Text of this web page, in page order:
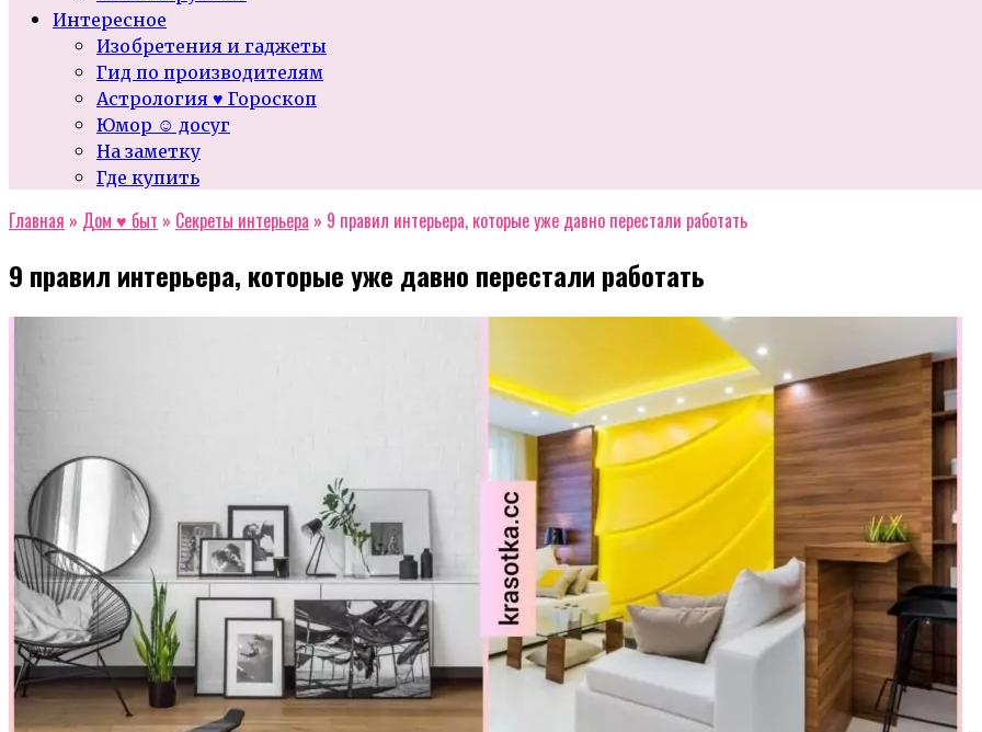
Интересное
Изобретения и гаджеты
Гид по производителям
Астрология ♥ Гороскоп
Юмор ☺ досуг
На заметку
Где купить
Главная » Дом ♥ быт » Секреты интерьера » 9 правил интерьера, которые уже давно перестали работать
9 правил интерьера, которые уже давно перестали работать